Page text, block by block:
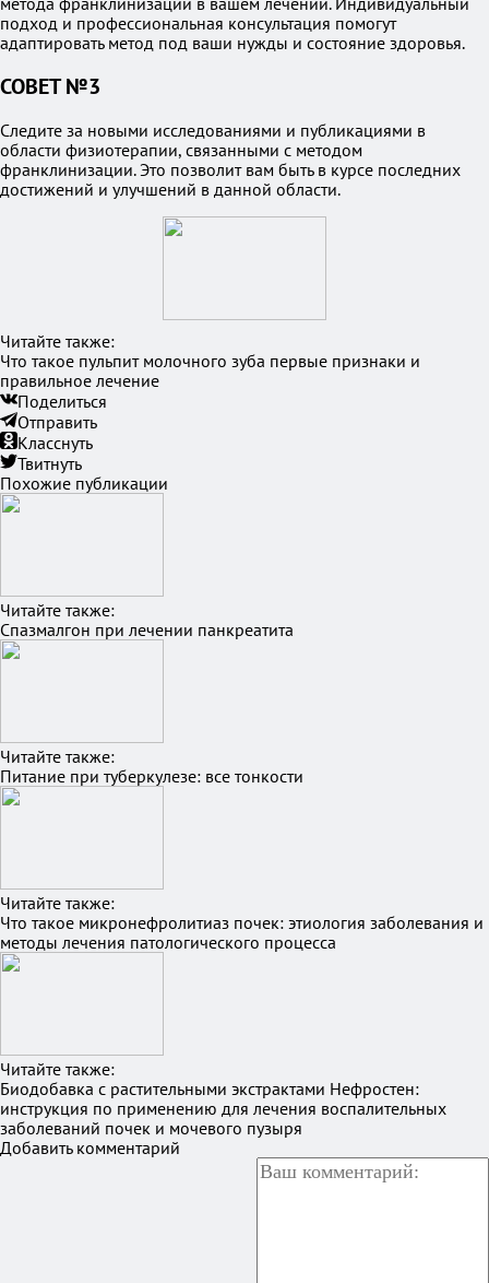
подход и профессиональная консультация помогут
адаптировать метод под ваши нужды и состояние здоровья.
СОВЕТ №3
Следите за новыми исследованиями и публикациями в
области физиотерапии, связанными с методом
франклинизации. Это позволит вам быть в курсе последних
достижений и улучшений в данной области.
Читайте также:
Что такое пульпит молочного зуба первые признаки и
правильное лечение
Поделиться
Отправить
Класснуть
Твитнуть
Похожие публикации
Читайте также:
Спазмалгон при лечении панкреатита
Читайте также:
Питание при туберкулезе: все тонкости
Читайте также:
Что такое микронефролитиаз почек: этиология заболевания и
методы лечения патологического процесса
Читайте также:
Биодобавка с растительными экстрактами Нефростен:
инструкция по применению для лечения воспалительных
заболеваний почек и мочевого пузыря
Добавить комментарий